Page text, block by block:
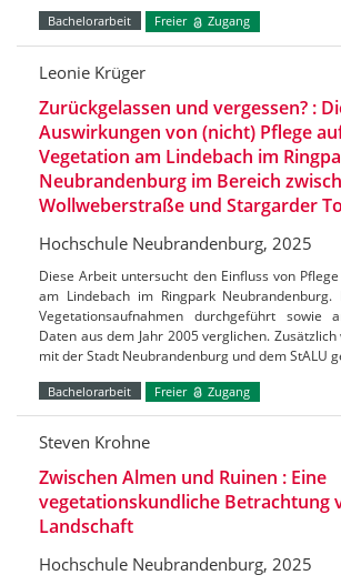
Bachelorarbeit Freier Zugang
Leonie Krüger
Zurückgelassen und vergessen? :
Auswirkungen von (nicht) Pflege
Vegetation am Lindebach im
Neubrandenburg im Bereich
Wollweberstraße und Stargarder
Hochschule Neubrandenburg, 2025
Diese Arbeit untersucht den Einfluss von
am Lindebach im Ringpark Neubrandenburg.
Vegetationsaufnahmen durchgeführt sowie
Daten aus dem Jahr 2005 verglichen.
mit der Stadt Neubrandenburg und dem StALU
Bachelorarbeit Freier Zugang
Steven Krohne
Zwischen Almen und Ruinen : Eine
vegetationskundliche Betrachtung
Landschaft
Hochschule Neubrandenburg, 2025